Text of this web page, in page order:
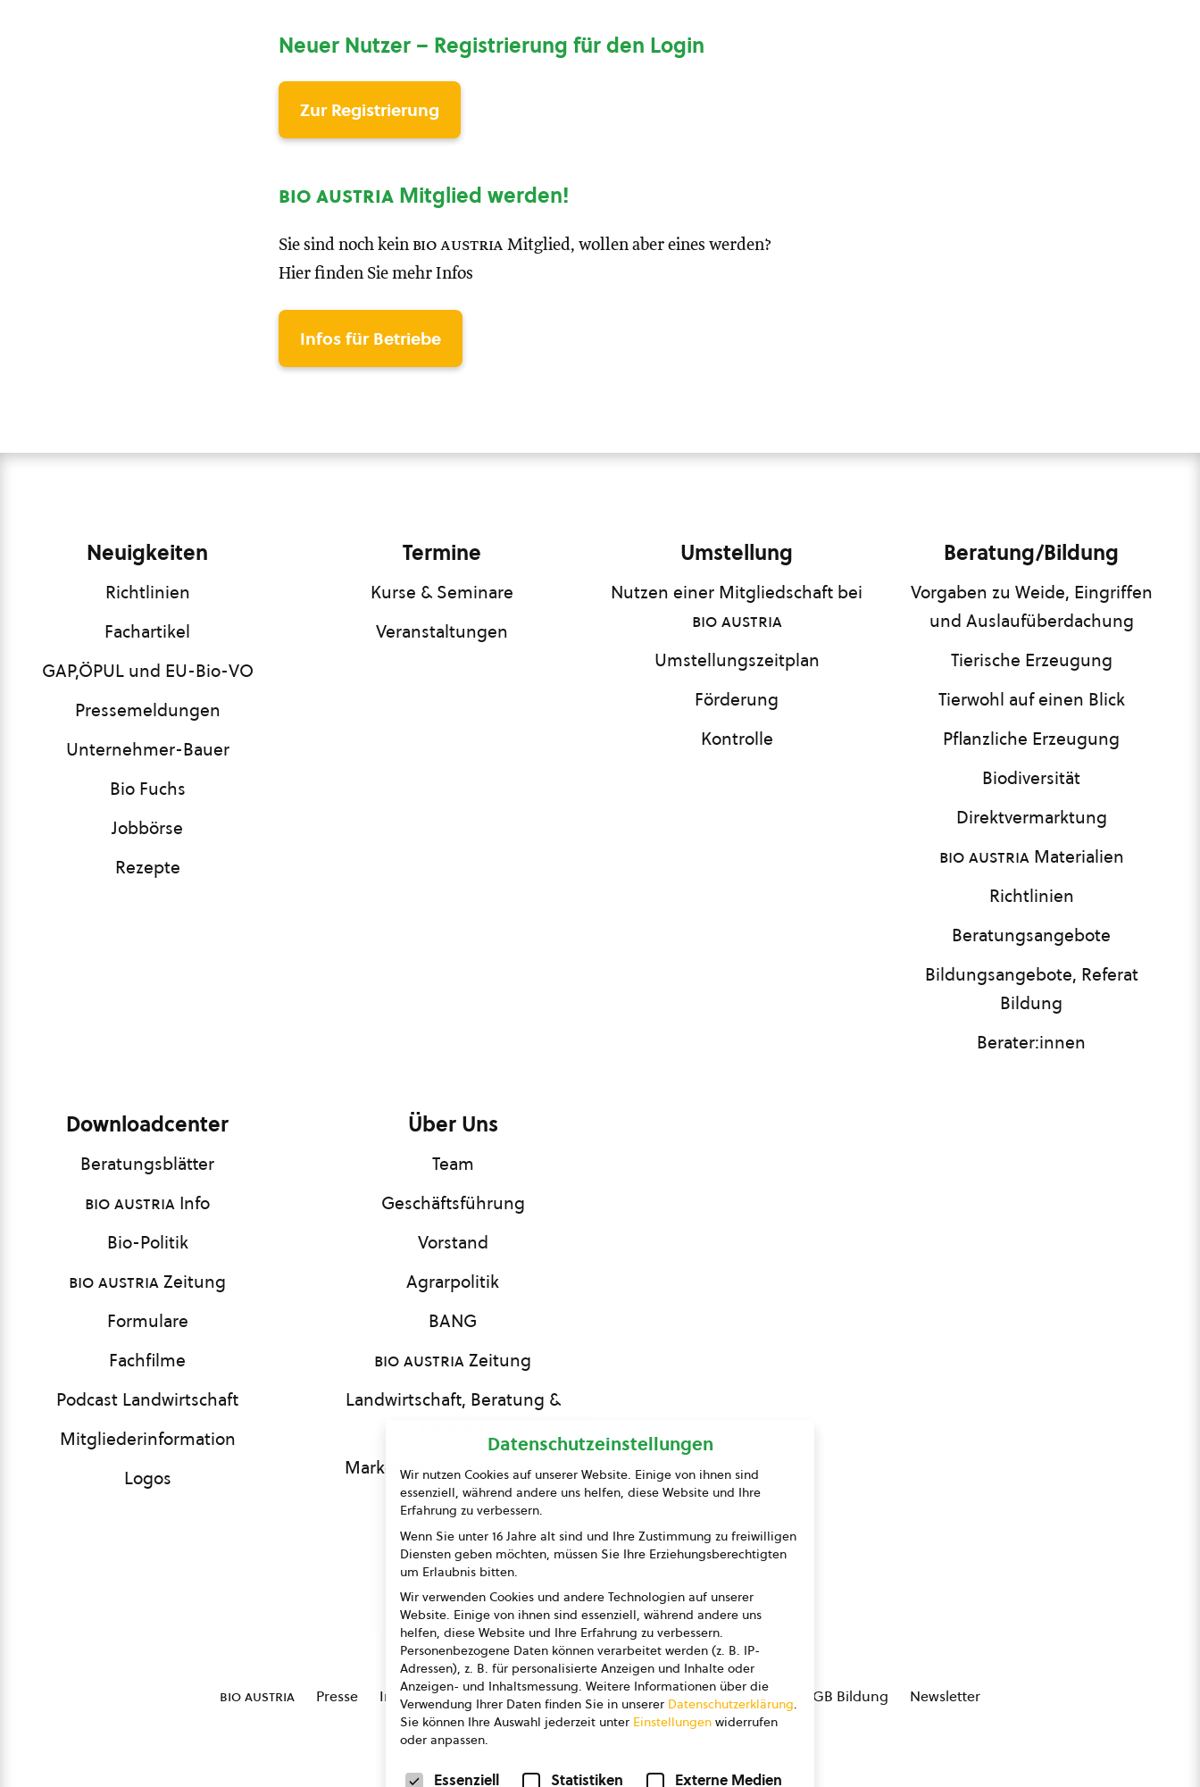
Neuer Nutzer – Registrierung für den Login
Zur Registrierung
bio austria Mitglied werden!
Sie sind noch kein bio austria Mitglied, wollen aber eines werden?
Hier finden Sie mehr Infos
Infos für Betriebe
Neuigkeiten
Richtlinien
Fachartikel
GAP,ÖPUL und EU-Bio-VO
Pressemeldungen
Unternehmer-Bauer
Bio Fuchs
Jobbörse
Rezepte
Termine
Kurse & Seminare
Veranstaltungen
Umstellung
Nutzen einer Mitgliedschaft bei
bio austria
Umstellungszeitplan
Förderung
Kontrolle
Beratung/Bildung
Vorgaben zu Weide, Eingriffen
und Auslaufüberdachung
Tierische Erzeugung
Tierwohl auf einen Blick
Pflanzliche Erzeugung
Biodiversität
Direktvermarktung
bio austriaMaterialien
Richtlinien
Beratungsangebote
Bildungsangebote, Referat
Bildung
Berater:innen
Downloadcenter
Beratungsblätter
bio austria Info
Bio-Politik
bio austriaZeitung
Formulare
Fachfilme
Podcast Landwirtschaft
Mitgliederinformation
Logos
Über Uns
Team
Geschäftsführung
Vorstand
Agrarpolitik
BANG
bio austriaZeitung
Landwirtschaft, Beratung &
Marketing und Information
Presse
Kontakt
bio austria Presse Impressum Datenschutz AGB AGB Marketing GmbH AGB Bildung Newsletter
Datenschutzeinstellungen
Wir nutzen Cookies auf unserer Website. Einige von ihnen sind
essenziell, während andere uns helfen, diese Website und Ihre
Erfahrung zu verbessern.
Wenn Sie unter 16 Jahre alt sind und Ihre Zustimmung zu freiwilligen
Diensten geben möchten, müssen Sie Ihre Erziehungsberechtigten
um Erlaubnis bitten.
Wir verwenden Cookies und andere Technologien auf unserer
Website. Einige von ihnen sind essenziell, während andere uns
helfen, diese Website und Ihre Erfahrung zu verbessern.
Personenbezogene Daten können verarbeitet werden (z. B. IP-
Adressen), z. B. für personalisierte Anzeigen und Inhalte oder
Anzeigen- und Inhaltsmessung. Weitere Informationen über die
Verwendung Ihrer Daten finden Sie in unserer Datenschutzerklärung.
Sie können Ihre Auswahl jederzeit unter Einstellungen widerrufen
oder anpassen.
Datenschutzeinstellungen
Essenziell Statistiken Externe Medien